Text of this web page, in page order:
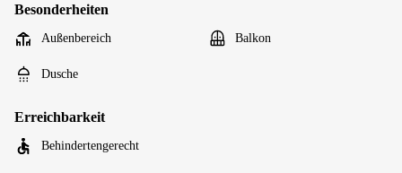
Besonderheiten
Außenbereich Balkon
Dusche
Erreichbarkeit
Behindertengerecht